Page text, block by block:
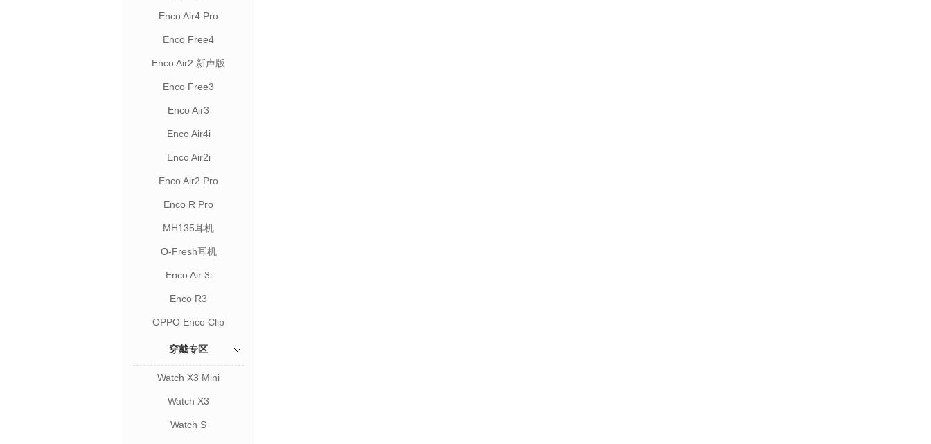
Enco Air4 Pro
Enco Free4
Enco Air2 新声版
Enco Free3
Enco Air3
Enco Air4i
Enco Air2i
Enco Air2 Pro
Enco R Pro
MH135耳机
O-Fresh耳机
Enco Air 3i
Enco R3
OPPO Enco Clip
穿戴专区
Watch X3 Mini
Watch X3
Watch S